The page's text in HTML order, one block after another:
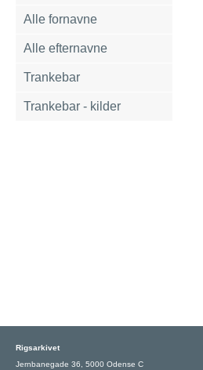
Alle fornavne
Alle efternavne
Trankebar
Trankebar - kilder
Rigsarkivet
Jernbanegade 36, 5000 Odense C